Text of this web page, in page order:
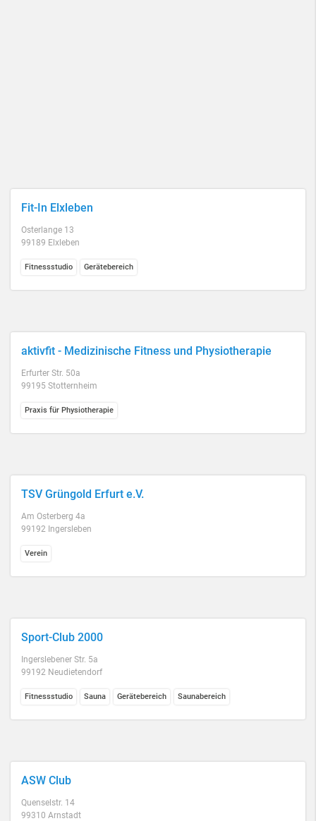
Fit-In Elxleben
Osterlange 13
99189 Elxleben
Fitnessstudio Gerätebereich
aktivfit - Medizinische Fitness und Physiotherapie
Erfurter Str. 50a
99195 Stotternheim
Praxis für Physiotherapie
TSV Grüngold Erfurt e.V.
Am Osterberg 4a
99192 Ingersleben
Verein
Sport-Club 2000
Ingerslebener Str. 5a
99192 Neudietendorf
Fitnessstudio Sauna Gerätebereich Saunabereich
ASW Club
Quenselstr. 14
99310 Arnstadt